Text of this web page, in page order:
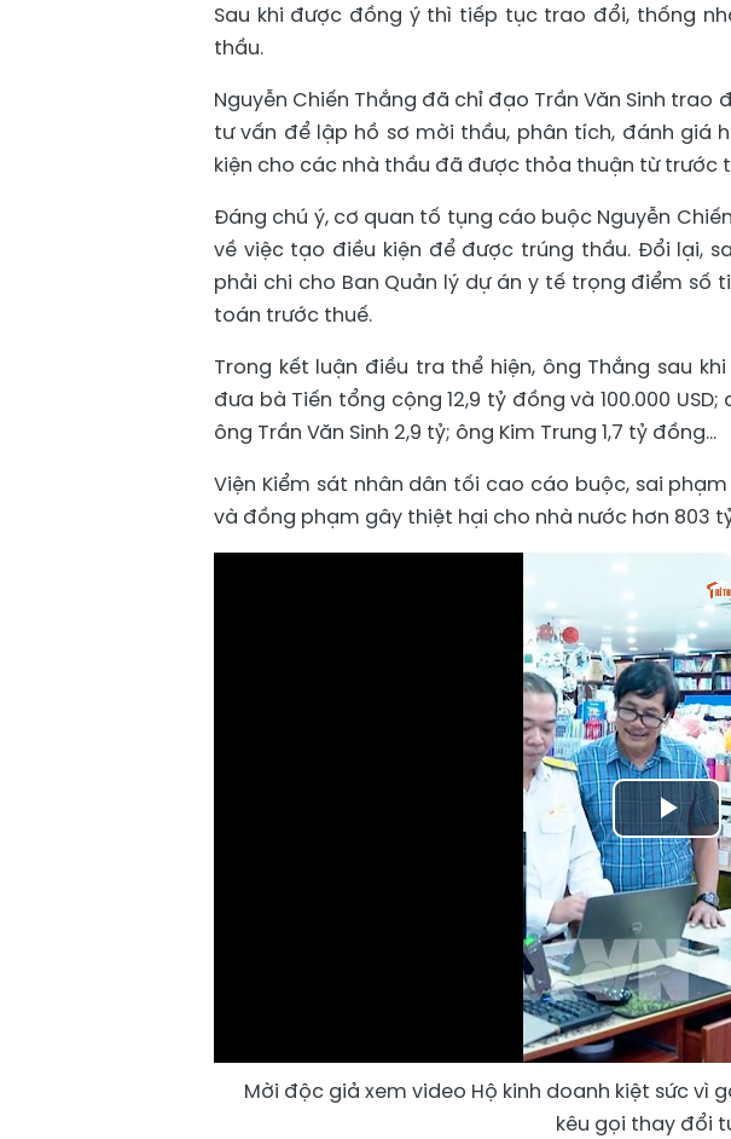
Sau khi được đồng ý thì tiếp tục trao đổi, thống
thầu.
Nguyễn Chiến Thắng đã chỉ đạo Trần Văn Sinh
tư vấn để lập hồ sơ mời thầu, phân tích, đánh giá
kiện cho các nhà thầu đã được thỏa thuận từ trước
Đáng chú ý, cơ quan tố tụng cáo buộc Nguyễn
về việc tạo điều kiện để được trúng thầu. Đổi lại,
phải chi cho Ban Quản lý dự án y tế trọng điểm số
toán trước thuế.
Trong kết luận điều tra thể hiện, ông Thắng sau
đưa bà Tiến tổng cộng 12,9 tỷ đồng và 100.000
ông Trần Văn Sinh 2,9 tỷ; ông Kim Trung 1,7 tỷ đồng…
Viện Kiểm sát nhân dân tối cao cáo buộc, sai
và đồng phạm gây thiệt hại cho nhà nước hơn 803
Mời độc giả xem video Hộ kinh doanh kiệt sức vì
kêu gọi thay đổi